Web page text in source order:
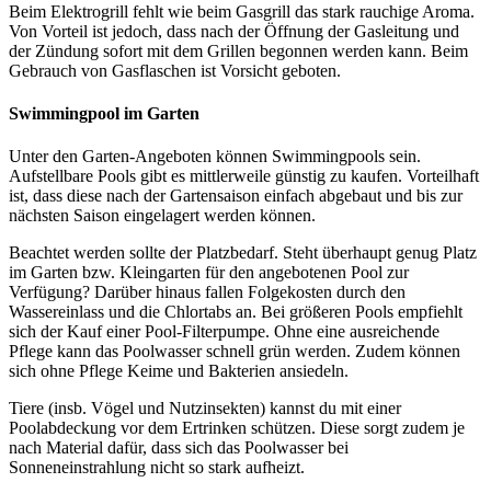
Beim Elektrogrill fehlt wie beim Gasgrill das stark rauchige Aroma.
Von Vorteil ist jedoch, dass nach der Öffnung der Gasleitung und
der Zündung sofort mit dem Grillen begonnen werden kann. Beim
Gebrauch von Gasflaschen ist Vorsicht geboten.
Swimmingpool im Garten
Unter den Garten-Angeboten können Swimmingpools sein.
Aufstellbare Pools gibt es mittlerweile günstig zu kaufen. Vorteilhaft
ist, dass diese nach der Gartensaison einfach abgebaut und bis zur
nächsten Saison eingelagert werden können.
Beachtet werden sollte der Platzbedarf. Steht überhaupt genug Platz
im Garten bzw. Kleingarten für den angebotenen Pool zur
Verfügung? Darüber hinaus fallen Folgekosten durch den
Wassereinlass und die Chlortabs an. Bei größeren Pools empfiehlt
sich der Kauf einer Pool-Filterpumpe. Ohne eine ausreichende
Pflege kann das Poolwasser schnell grün werden. Zudem können
sich ohne Pflege Keime und Bakterien ansiedeln.
Tiere (insb. Vögel und Nutzinsekten) kannst du mit einer
Poolabdeckung vor dem Ertrinken schützen. Diese sorgt zudem je
nach Material dafür, dass sich das Poolwasser bei
Sonneneinstrahlung nicht so stark aufheizt.